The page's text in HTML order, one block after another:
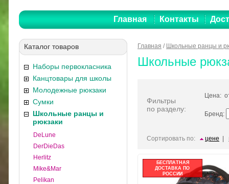
Главная Контакты
Каталог товаров
Наборы первокласника
Канцтовары для школы
Молодежные рюкзаки
Сумки
Школьные ранцы и
рюкзаки
DeLune
DerDieDas
Herlitz
Mike&Mar
Pelikan
Главная / Школьные ранцы и
Школьные
Фильтры
по разделу:
Цена:
Бренд:
Сортировать по: цене
БЕСПЛАТНАЯ
ДОСТАВКА ПО
РОССИИ